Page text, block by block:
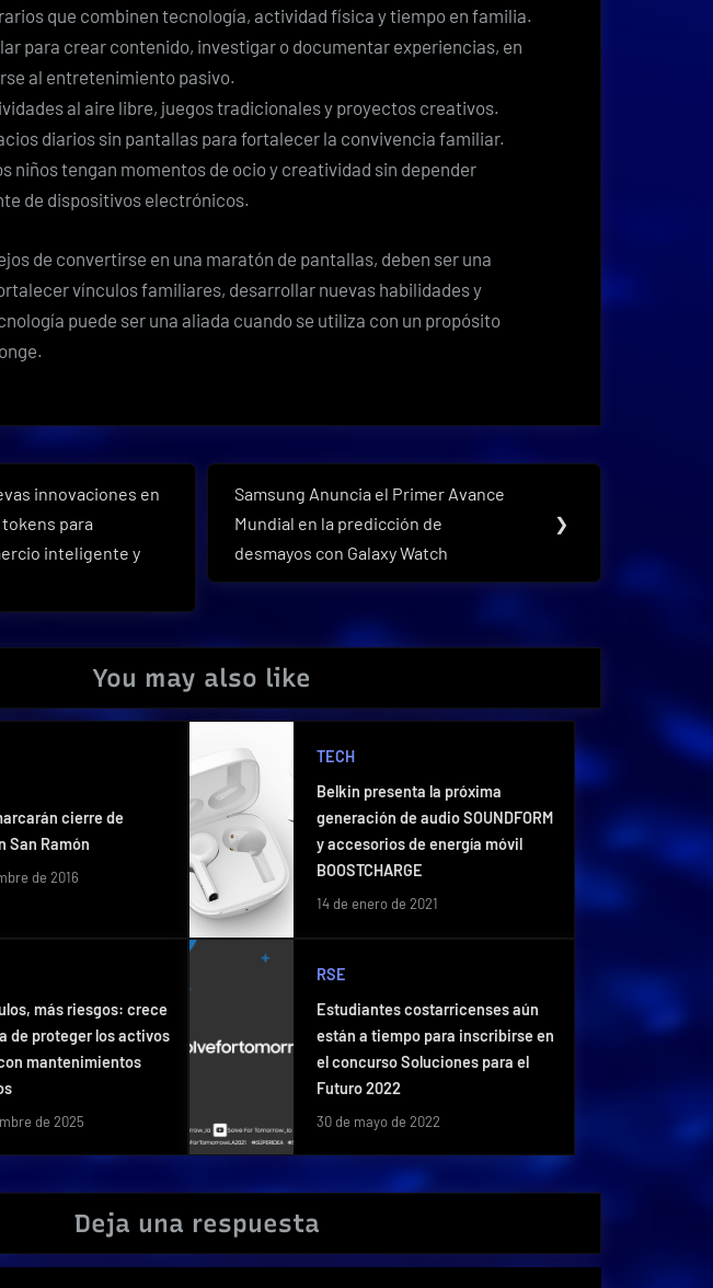
que combinen tecnología, actividad física y tiempo en familia.
para crear contenido, investigar o documentar experiencias, en
al entretenimiento pasivo.
al aire libre, juegos tradicionales y proyectos creativos.
diarios sin pantallas para fortalecer la convivencia familiar.
niños tengan momentos de ocio y creatividad sin depender
de dispositivos electrónicos.
de convertirse en una maratón de pantallas, deben ser una
vínculos familiares, desarrollar nuevas habilidades y
puede ser una aliada cuando se utiliza con un propósito
innovaciones en
para
inteligente y
Next
Post:
Samsung Anuncia el Primer Avance
Mundial en la predicción de
desmayos con Galaxy Watch
❯
You may also like
cierre de
San Ramón
de 2016
TECH
Belkin presenta la próxima
generación de audio SOUNDFORM
y accesorios de energía móvil
BOOSTCHARGE
14 de enero de 2021
más riesgos: crece
de proteger los activos
mantenimientos
de 2025
RSE
Estudiantes costarricenses aún
están a tiempo para inscribirse en
el concurso Soluciones para el
Futuro 2022
30 de mayo de 2022
Deja una respuesta